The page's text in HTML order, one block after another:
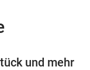
und mehr